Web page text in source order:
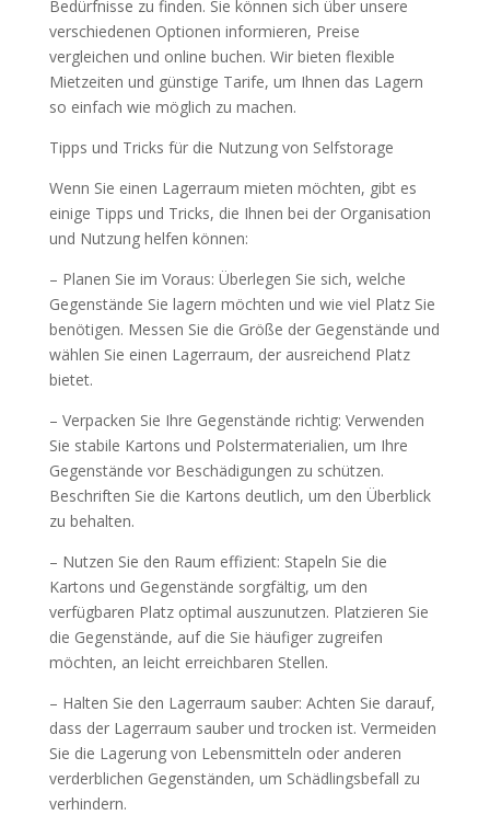
Bedürfnisse zu finden. Sie können sich über unsere
verschiedenen Optionen informieren, Preise
vergleichen und online buchen. Wir bieten flexible
Mietzeiten und günstige Tarife, um Ihnen das Lagern
so einfach wie möglich zu machen.
Tipps und Tricks für die Nutzung von Selfstorage
Wenn Sie einen Lagerraum mieten möchten, gibt es
einige Tipps und Tricks, die Ihnen bei der Organisation
und Nutzung helfen können:
– Planen Sie im Voraus: Überlegen Sie sich, welche
Gegenstände Sie lagern möchten und wie viel Platz Sie
benötigen. Messen Sie die Größe der Gegenstände und
wählen Sie einen Lagerraum, der ausreichend Platz
bietet.
– Verpacken Sie Ihre Gegenstände richtig: Verwenden
Sie stabile Kartons und Polstermaterialien, um Ihre
Gegenstände vor Beschädigungen zu schützen.
Beschriften Sie die Kartons deutlich, um den Überblick
zu behalten.
– Nutzen Sie den Raum effizient: Stapeln Sie die
Kartons und Gegenstände sorgfältig, um den
verfügbaren Platz optimal auszunutzen. Platzieren Sie
die Gegenstände, auf die Sie häufiger zugreifen
möchten, an leicht erreichbaren Stellen.
– Halten Sie den Lagerraum sauber: Achten Sie darauf,
dass der Lagerraum sauber und trocken ist. Vermeiden
Sie die Lagerung von Lebensmitteln oder anderen
verderblichen Gegenständen, um Schädlingsbefall zu
verhindern.